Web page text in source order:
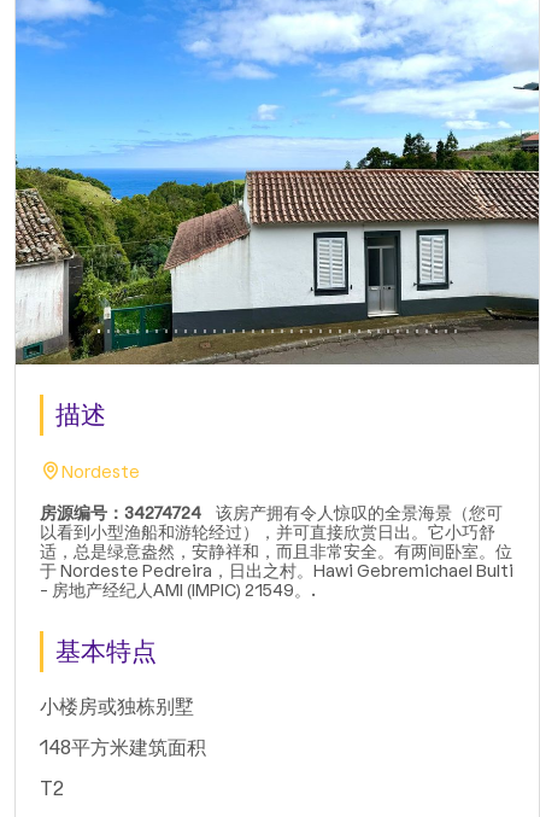
描述
Nordeste
房源编号：34274724 该房产拥有令人惊叹的全景海景（您可
以看到小型渔船和游轮经过），并可直接欣赏日出。它小巧舒
适，总是绿意盎然，安静祥和，而且非常安全。有两间卧室。位
于 Nordeste Pedreira，日出之村。Hawi Gebremichael Bulti
- 房地产经纪人AMI (IMPIC) 21549。.
基本特点
小楼房或独栋别墅
148平方米建筑面积
T2